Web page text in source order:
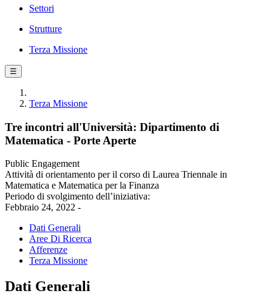
Settori
Strutture
Terza Missione
☰
Terza Missione
Tre incontri all'Università: Dipartimento di
Matematica - Porte Aperte
Public Engagement
Attività di orientamento per il corso di Laurea Triennale in
Matematica e Matematica per la Finanza
Periodo di svolgimento dell’iniziativa:
Febbraio 24, 2022 -
Dati Generali
Aree Di Ricerca
Afferenze
Terza Missione
Dati Generali